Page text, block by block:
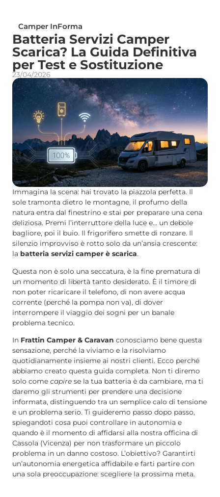
Camper InForma
Batteria Servizi Camper
Scarica? La Guida Definitiva
per Test e Sostituzione
23/04/2026
Immagina la scena: hai trovato la piazzola perfetta. Il
sole tramonta dietro le montagne, il profumo della
natura entra dal finestrino e stai per preparare una cena
deliziosa. Premi l’interruttore della luce e… un debole
bagliore, poi il buio. Il frigorifero smette di ronzare. Il
silenzio improvviso è rotto solo da un’ansia crescente:
la batteria servizi camper è scarica.
Questa non è solo una seccatura, è la fine prematura di
un momento di libertà tanto desiderato. È il timore di
non poter ricaricare il telefono, di non avere acqua
corrente (perché la pompa non va), di dover
interrompere il viaggio dei sogni per un banale
problema tecnico.
In Frattin Camper & Caravan conosciamo bene questa
sensazione, perché la viviamo e la risolviamo
quotidianamente insieme ai nostri clienti. Ecco perché
abbiamo creato questa guida completa. Non ti diremo
solo come capire se la tua batteria è da cambiare, ma ti
daremo gli strumenti per prendere una decisione
informata, distinguendo tra un semplice calo di tensione
e un problema serio. Ti guideremo passo dopo passo,
spiegandoti cosa puoi controllare in autonomia e
quando è il momento di affidarsi alla nostra officina di
Cassola (Vicenza) per non trasformare un piccolo
problema in un danno costoso. L’obiettivo? Garantirti
un’autonomia energetica affidabile e farti partire con
una sola preoccupazione: scegliere la prossima meta.